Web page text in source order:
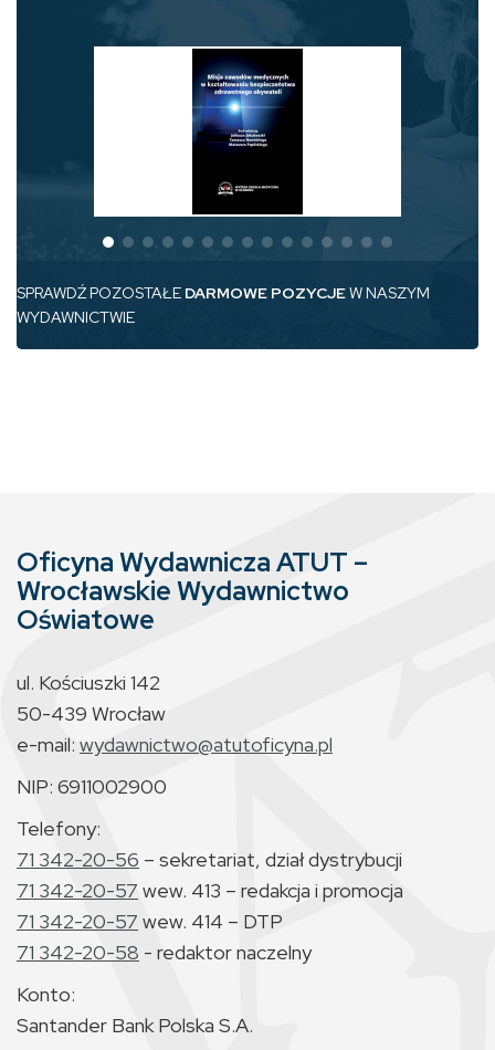
SPRAWDŹ POZOSTAŁE DARMOWE POZYCJEW NASZYM
WYDAWNICTWIE
Oficyna Wydawnicza ATUT –
Wrocławskie Wydawnictwo
Oświatowe
ul. Kościuszki 142
50-439 Wrocław
e-mail: wydawnictwo@atutoficyna.pl
NIP: 6911002900
Telefony:
71 342-20-56 – sekretariat, dział dystrybucji
71 342-20-57 wew. 413 – redakcja i promocja
71 342-20-57 wew. 414 – DTP
71 342-20-58 - redaktor naczelny
Konto:
Santander Bank Polska S.A.